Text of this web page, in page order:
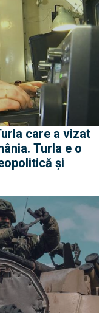
care a vizat
Turla e o
și